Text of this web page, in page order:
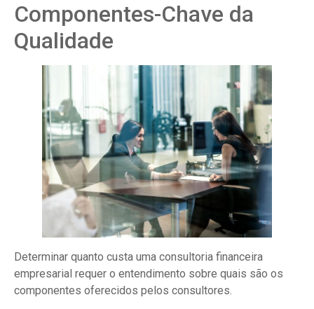
Componentes-Chave da
Qualidade
Determinar quanto custa uma consultoria financeira
empresarial requer o entendimento sobre quais são os
componentes oferecidos pelos consultores.